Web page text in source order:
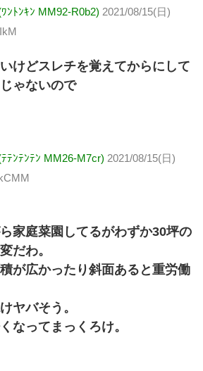
ﾝﾄﾝｷﾝ MM92-R0b2) 2021/08/15(日)
けどスレチを覚えてからにして
ゃないので
ﾃﾝﾃﾝﾃﾝ MM26-M7cr) 2021/08/15(日)
家庭菜園してるがわずか30坪の
だわ。
が広かったり斜面あると重労働
ヤバそう。
なってまっくろけ。